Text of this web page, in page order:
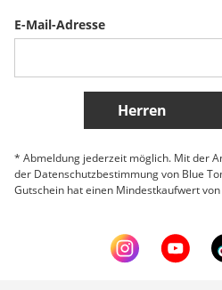
Belgique (Français) Danmark
Weitere
E-Mail-Adresse
Herren
* Abmeldung jederzeit möglich. Mit der
der Datenschutzbestimmung von Blue
Gutschein hat einen Mindestkaufwert von